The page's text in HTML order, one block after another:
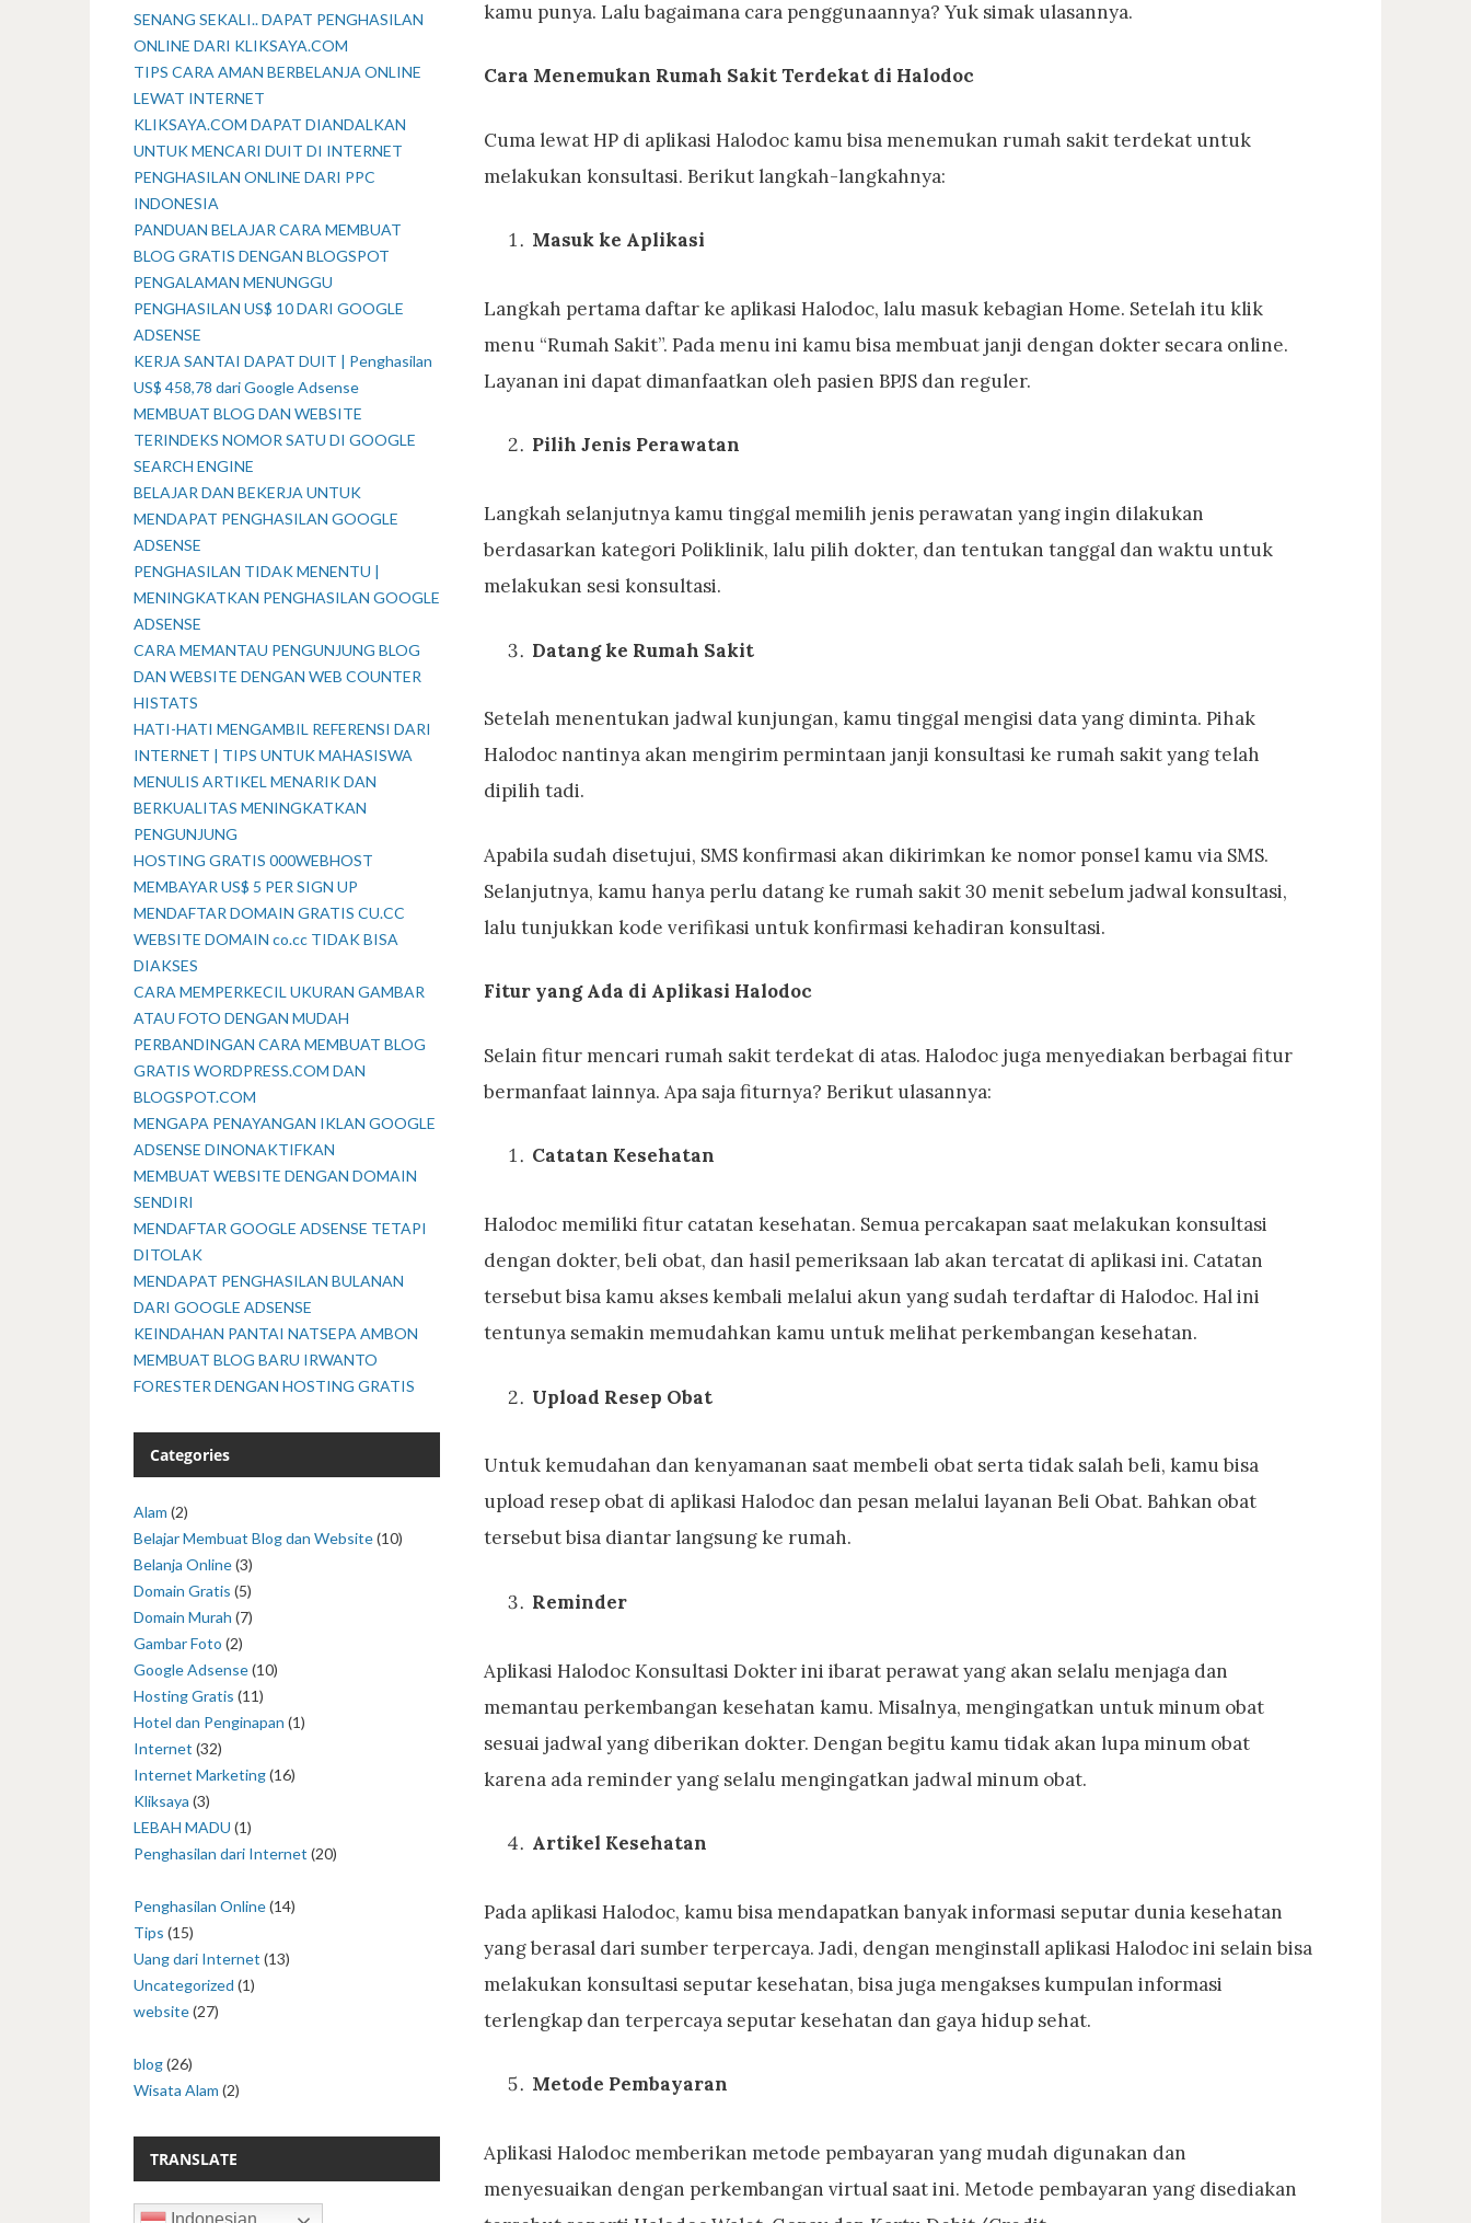
kamu punya. Lalu bagaimana cara penggunaannya? Yuk simak ulasannya.
Cara Menemukan Rumah Sakit Terdekat di Halodoc
Cuma lewat HP di aplikasi Halodoc kamu bisa menemukan rumah sakit terdekat untuk
melakukan konsultasi. Berikut langkah-langkahnya:
Masuk ke Aplikasi
Langkah pertama daftar ke aplikasi Halodoc, lalu masuk kebagian Home. Setelah itu klik
menu “Rumah Sakit”. Pada menu ini kamu bisa membuat janji dengan dokter secara online.
Layanan ini dapat dimanfaatkan oleh pasien BPJS dan reguler.
Pilih Jenis Perawatan
Langkah selanjutnya kamu tinggal memilih jenis perawatan yang ingin dilakukan
berdasarkan kategori Poliklinik, lalu pilih dokter, dan tentukan tanggal dan waktu untuk
melakukan sesi konsultasi.
Datang ke Rumah Sakit
Setelah menentukan jadwal kunjungan, kamu tinggal mengisi data yang diminta. Pihak
Halodoc nantinya akan mengirim permintaan janji konsultasi ke rumah sakit yang telah
dipilih tadi.
Apabila sudah disetujui, SMS konfirmasi akan dikirimkan ke nomor ponsel kamu via SMS.
Selanjutnya, kamu hanya perlu datang ke rumah sakit 30 menit sebelum jadwal konsultasi,
lalu tunjukkan kode verifikasi untuk konfirmasi kehadiran konsultasi.
Fitur yang Ada di Aplikasi Halodoc
Selain fitur mencari rumah sakit terdekat di atas. Halodoc juga menyediakan berbagai fitur
bermanfaat lainnya. Apa saja fiturnya? Berikut ulasannya:
Catatan Kesehatan
Halodoc memiliki fitur catatan kesehatan. Semua percakapan saat melakukan konsultasi
dengan dokter, beli obat, dan hasil pemeriksaan lab akan tercatat di aplikasi ini. Catatan
tersebut bisa kamu akses kembali melalui akun yang sudah terdaftar di Halodoc. Hal ini
tentunya semakin memudahkan kamu untuk melihat perkembangan kesehatan.
Upload Resep Obat
Untuk kemudahan dan kenyamanan saat membeli obat serta tidak salah beli, kamu bisa
upload resep obat di aplikasi Halodoc dan pesan melalui layanan Beli Obat. Bahkan obat
tersebut bisa diantar langsung ke rumah.
Reminder
Aplikasi Halodoc Konsultasi Dokter ini ibarat perawat yang akan selalu menjaga dan
memantau perkembangan kesehatan kamu. Misalnya, mengingatkan untuk minum obat
sesuai jadwal yang diberikan dokter. Dengan begitu kamu tidak akan lupa minum obat
karena ada reminder yang selalu mengingatkan jadwal minum obat.
Artikel Kesehatan
Pada aplikasi Halodoc, kamu bisa mendapatkan banyak informasi seputar dunia kesehatan
yang berasal dari sumber terpercaya. Jadi, dengan menginstall aplikasi Halodoc ini selain bisa
melakukan konsultasi seputar kesehatan, bisa juga mengakses kumpulan informasi
terlengkap dan terpercaya seputar kesehatan dan gaya hidup sehat.
Metode Pembayaran
Aplikasi Halodoc memberikan metode pembayaran yang mudah digunakan dan
menyesuaikan dengan perkembangan virtual saat ini. Metode pembayaran yang disediakan
SENANG SEKALI.. DAPAT PENGHASILAN
ONLINE DARI KLIKSAYA.COM
TIPS CARA AMAN BERBELANJA ONLINE
LEWAT INTERNET
KLIKSAYA.COM DAPAT DIANDALKAN
UNTUK MENCARI DUIT DI INTERNET
PENGHASILAN ONLINE DARI PPC
INDONESIA
PANDUAN BELAJAR CARA MEMBUAT
BLOG GRATIS DENGAN BLOGSPOT
PENGALAMAN MENUNGGU
PENGHASILAN US$ 10 DARI GOOGLE
ADSENSE
KERJA SANTAI DAPAT DUIT | Penghasilan
US$ 458,78 dari Google Adsense
MEMBUAT BLOG DAN WEBSITE
TERINDEKS NOMOR SATU DI GOOGLE
SEARCH ENGINE
BELAJAR DAN BEKERJA UNTUK
MENDAPAT PENGHASILAN GOOGLE
ADSENSE
PENGHASILAN TIDAK MENENTU |
MENINGKATKAN PENGHASILAN GOOGLE
ADSENSE
CARA MEMANTAU PENGUNJUNG BLOG
DAN WEBSITE DENGAN WEB COUNTER
HISTATS
HATI-HATI MENGAMBIL REFERENSI DARI
INTERNET | TIPS UNTUK MAHASISWA
MENULIS ARTIKEL MENARIK DAN
BERKUALITAS MENINGKATKAN
PENGUNJUNG
HOSTING GRATIS 000WEBHOST
MEMBAYAR US$ 5 PER SIGN UP
MENDAFTAR DOMAIN GRATIS CU.CC
WEBSITE DOMAIN co.cc TIDAK BISA
DIAKSES
CARA MEMPERKECIL UKURAN GAMBAR
ATAU FOTO DENGAN MUDAH
PERBANDINGAN CARA MEMBUAT BLOG
GRATIS WORDPRESS.COM DAN
BLOGSPOT.COM
MENGAPA PENAYANGAN IKLAN GOOGLE
ADSENSE DINONAKTIFKAN
MEMBUAT WEBSITE DENGAN DOMAIN
SENDIRI
MENDAFTAR GOOGLE ADSENSE TETAPI
DITOLAK
MENDAPAT PENGHASILAN BULANAN
DARI GOOGLE ADSENSE
KEINDAHAN PANTAI NATSEPA AMBON
MEMBUAT BLOG BARU IRWANTO
FORESTER DENGAN HOSTING GRATIS
Categories
Alam (2)
Belajar Membuat Blog dan Website(10)
Belanja Online(3)
Domain Gratis (5)
Domain Murah (7)
Gambar Foto (2)
Google Adsense(10)
Hosting Gratis (11)
Hotel dan Penginapan (1)
Internet (32)
Internet Marketing(16)
Kliksaya (3)
LEBAH MADU (1)
Penghasilan dari Internet (20)
Penghasilan Online(14)
Tips (15)
Uang dari Internet (13)
Uncategorized (1)
website(27)
blog(26)
Wisata Alam (2)
TRANSLATE